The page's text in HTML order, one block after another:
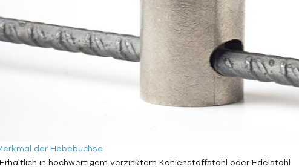
der Hebebuchse
in hochwertigem verzinktem Kohlenstoffstahl oder Edelstahl